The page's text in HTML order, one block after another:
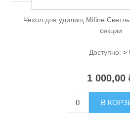
Спасательные
Чехол для удилищ Mifine
секции
Доступно: >
1 000,00
В